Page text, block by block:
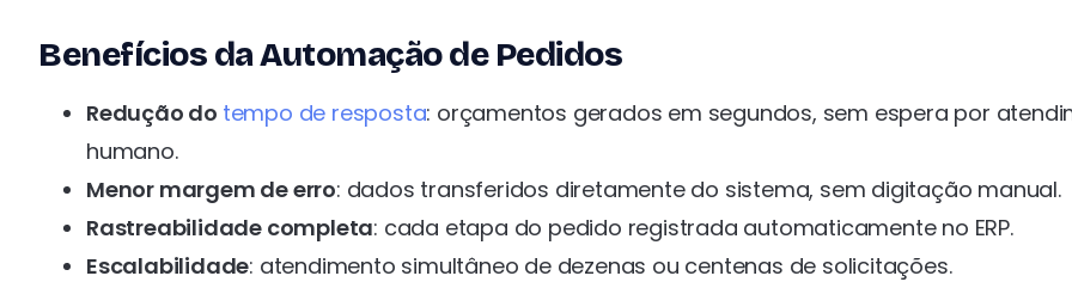
Benefícios da Automação de Pedidos
Redução do tempo de resposta: orçamentos gerados em segundos, sem espera por
humano.
Menor margem de erro: dados transferidos diretamente do sistema, sem digitação manual.
Rastreabilidade completa: cada etapa do pedido registrada automaticamente no ERP.
Escalabilidade: atendimento simultâneo de dezenas ou centenas de solicitações.